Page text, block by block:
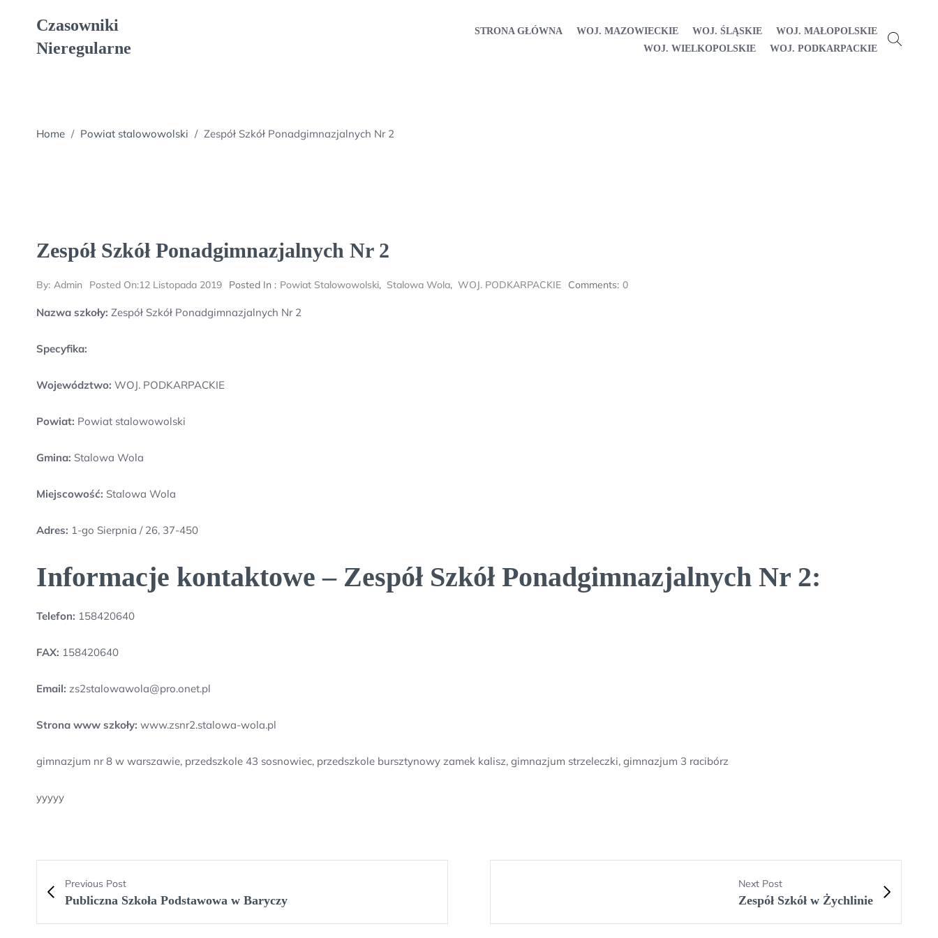
Czasowniki
Nieregularne
STRONA GŁÓWNA WOJ. MAZOWIECKIE WOJ. ŚLĄSKIE
WOJ. MAŁOPOLSKIE
WOJ. WIELKOPOLSKIE
WOJ. PODKARPACKIE
Home / Powiat stalowowolski / Zespół Szkół Ponadgimnazjalnych Nr 2
Zespół Szkół Ponadgimnazjalnych Nr 2
By: Admin Posted On:12 Listopada 2019 Posted In : Powiat Stalowowolski, Stalowa Wola, WOJ. PODKARPACKIE Comments: 0
Nazwa szkoły: Zespół Szkół Ponadgimnazjalnych Nr 2
Specyfika:
Województwo: WOJ. PODKARPACKIE
Powiat: Powiat stalowowolski
Gmina: Stalowa Wola
Miejscowość: Stalowa Wola
Adres: 1-go Sierpnia / 26, 37-450
Informacje kontaktowe – Zespół Szkół Ponadgimnazjalnych Nr 2:
Telefon: 158420640
FAX: 158420640
Email: zs2stalowawola@pro.onet.pl
Strona www szkoły: www.zsnr2.stalowa-wola.pl
gimnazjum nr 8 w warszawie, przedszkole 43 sosnowiec, przedszkole bursztynowy zamek kalisz, gimnazjum strzeleczki, gimnazjum 3 racibórz
yyyyy
Previous Post
Publiczna Szkoła Podstawowa w Baryczy
Next Post
Zespół Szkół w Żychlinie